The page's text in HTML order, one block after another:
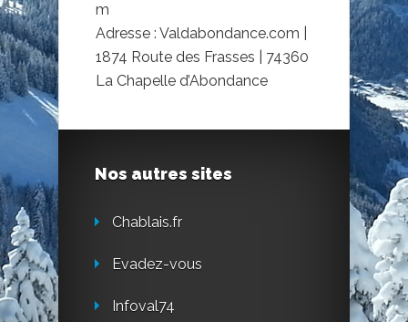
m
Adresse : Valdabondance.com |
1874 Route des Frasses | 74360
La Chapelle d’Abondance
Nos autres sites
Chablais.fr
Evadez-vous
Infoval74